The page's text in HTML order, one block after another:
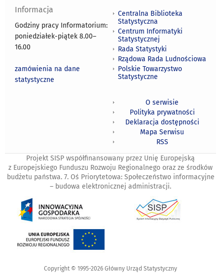
Informacja
Godziny pracy Informatorium:
poniedziałek-piątek 8.00–
16.00
zamówienia na dane
statystyczne
Centralna Biblioteka
Statystyczna
Centrum Informatyki
Statystycznej
Rada Statystyki
Rządowa Rada Ludnościowa
Polskie Towarzystwo
Statystyczne
O serwisie
Polityka prywatności
Deklaracja dostępności
Mapa Serwisu
RSS
Projekt SISP współfinansowany przez Unię Europejską
z Europejskiego Funduszu Rozwoju Regionalnego oraz ze środków
budżetu państwa. 7. Oś Priorytetowa: Społeczeństwo informacyjne
– budowa elektronicznej administracji.
Copyright © 1995-2026 Główny Urząd Statystyczny